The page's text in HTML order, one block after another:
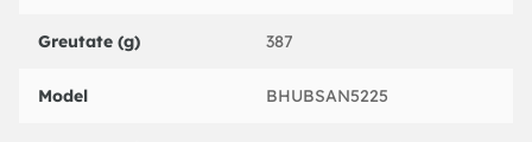
Greutate (g) 387
Model BHUBSAN5225